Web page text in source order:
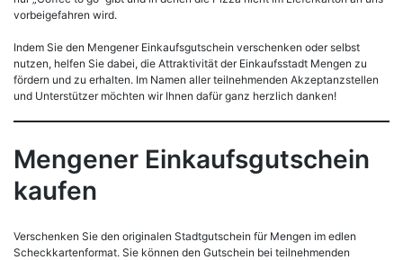
vorbeigefahren wird.
Indem Sie den Mengener Einkaufsgutschein verschenken oder selbst
nutzen, helfen Sie dabei, die Attraktivität der Einkaufsstadt Mengen zu
fördern und zu erhalten. Im Namen aller teilnehmenden Akzeptanzstellen
und Unterstützer möchten wir Ihnen dafür ganz herzlich danken!
Mengener Einkaufsgutschein
kaufen
Verschenken Sie den originalen Stadtgutschein für Mengen im edlen
Scheckkartenformat. Sie können den Gutschein bei teilnehmenden